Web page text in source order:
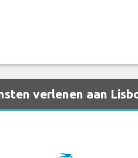
verlenen aan